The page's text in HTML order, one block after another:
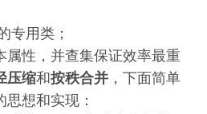
专用类；
属性，并查集保证效率最重
压缩和按秩合并 ，下面简单
想和实现：